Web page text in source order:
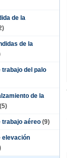
de la
de la
trabajo del palo
de la
(5)
trabajo aéreo (9)
elevación